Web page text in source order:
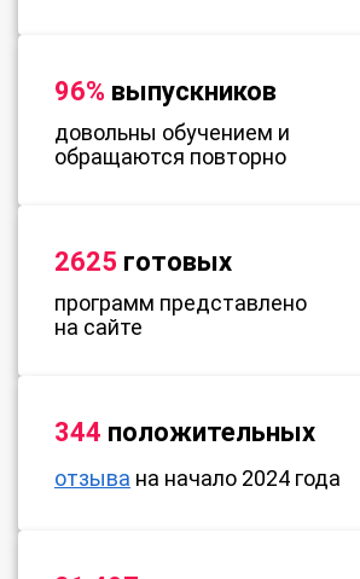
96% выпускников
довольны обучением и
обращаются повторно
2625 готовых
программ представлено
на сайте
344 положительных
отзыва на начало 2024 года